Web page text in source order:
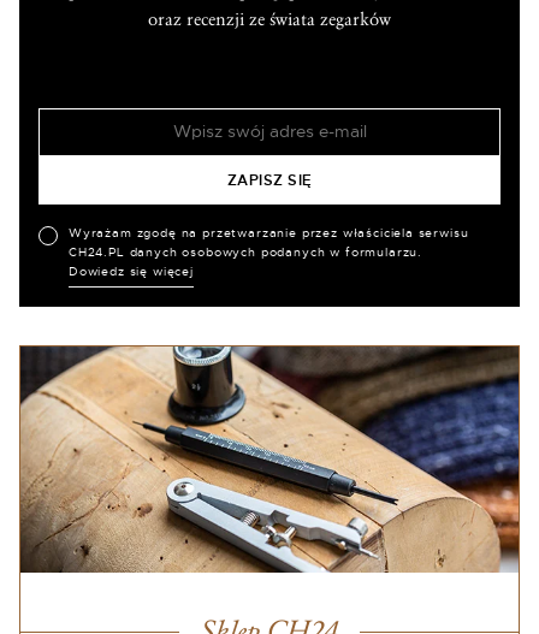
oraz recenzji ze świata zegarków
Wyrażam zgodę na przetwarzanie przez właściciela serwisu
CH24.PL danych osobowych podanych w formularzu.
Dowiedz się więcej